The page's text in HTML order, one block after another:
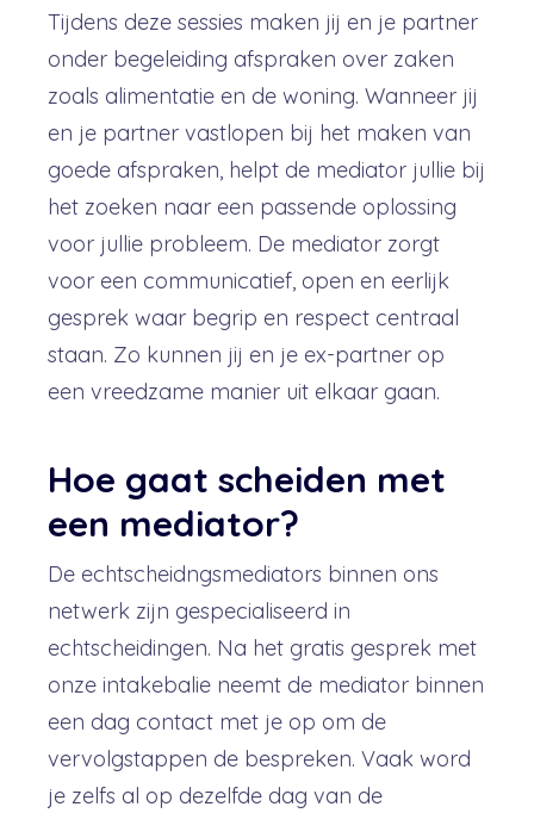
Tijdens deze sessies maken jij en je partner
onder begeleiding afspraken over zaken
zoals alimentatie en de woning. Wanneer jij
en je partner vastlopen bij het maken van
goede afspraken, helpt de mediator jullie bij
het zoeken naar een passende oplossing
voor jullie probleem. De mediator zorgt
voor een communicatief, open en eerlijk
gesprek waar begrip en respect centraal
staan. Zo kunnen jij en je ex-partner op
een vreedzame manier uit elkaar gaan.
Hoe gaat scheiden met
een mediator?
De echtscheidngsmediators binnen ons
netwerk zijn gespecialiseerd in
echtscheidingen. Na het gratis gesprek met
onze intakebalie neemt de mediator binnen
een dag contact met je op om de
vervolgstappen de bespreken. Vaak word
je zelfs al op dezelfde dag van de